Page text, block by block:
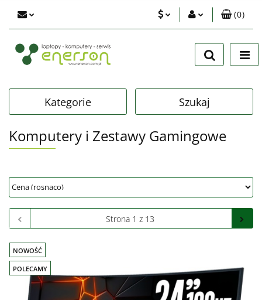
Zaloguj się
Zarejestruj się
Zgody cookies
(0)
Kategorie Szukaj
Komputery i Zestawy Gamingowe
NOWOŚĆ
POLECAMY